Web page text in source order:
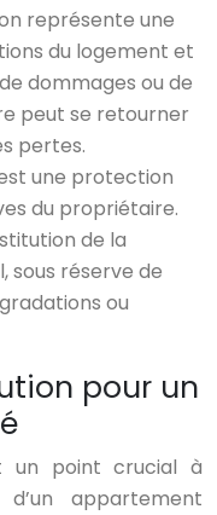
représente une
du logement et
dommages ou de
peut se retourner
pertes.
une protection
du propriétaire.
de la
sous réserve de
ou
pour un
un point crucial à
appartement